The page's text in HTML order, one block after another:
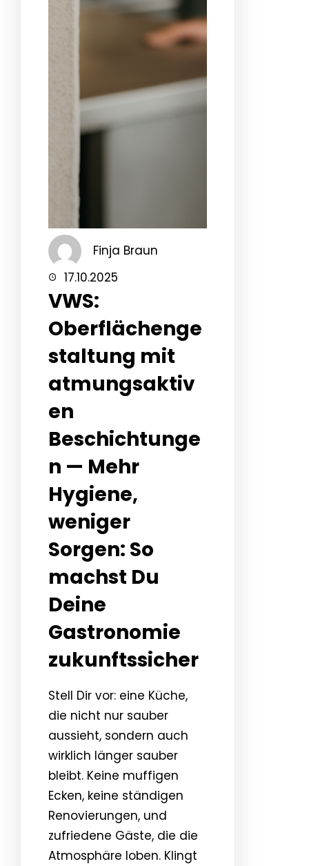
Finja Braun
17.10.2025
VWS:
Oberflächenge
staltung mit
atmungsaktiv
en
Beschichtunge
n — Mehr
Hygiene,
weniger
Sorgen: So
machst Du
Deine
Gastronomie
zukunftssicher
Stell Dir vor: eine Küche,
die nicht nur sauber
aussieht, sondern auch
wirklich länger sauber
bleibt. Keine muffigen
Ecken, keine ständigen
Renovierungen, und
zufriedene Gäste, die die
Atmosphäre loben. Klingt